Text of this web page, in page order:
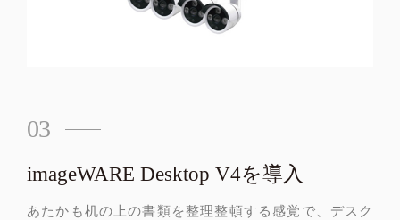
03
imageWARE Desktop V4を導入
あたかも机の上の書類を整理整頓する感覚で、デスク